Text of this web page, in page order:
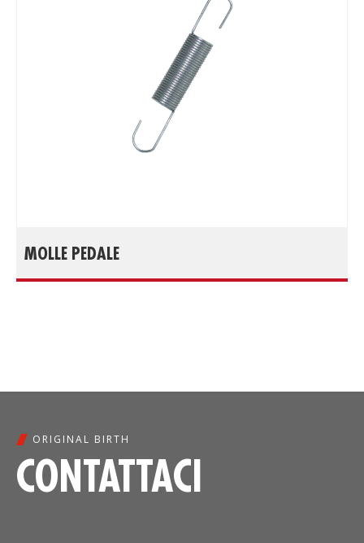
MOLLE PEDALE
ORIGINAL BIRTH
CONTATTACI